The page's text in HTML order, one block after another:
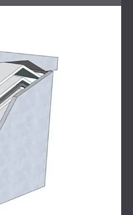
przepływu
obudowę ze
otaczających
stron, w tym nad
nad agregatami
skrzydła. Dzięki